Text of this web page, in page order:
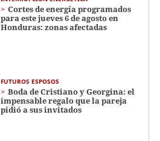
Cortes de energía programados
para este jueves 6 de agosto en
Honduras: zonas afectadas
FUTUROS ESPOSOS
Boda de Cristiano y Georgina: el
impensable regalo que la pareja
pidió a sus invitados